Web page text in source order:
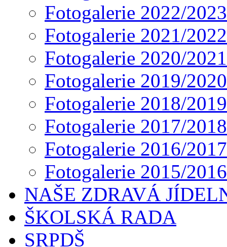
Fotogalerie 2022/2023
Fotogalerie 2021/2022
Fotogalerie 2020/2021
Fotogalerie 2019/2020
Fotogalerie 2018/2019
Fotogalerie 2017/2018
Fotogalerie 2016/2017
Fotogalerie 2015/2016
NAŠE ZDRAVÁ
ŠKOLSKÁ RADA
SRPDŠ